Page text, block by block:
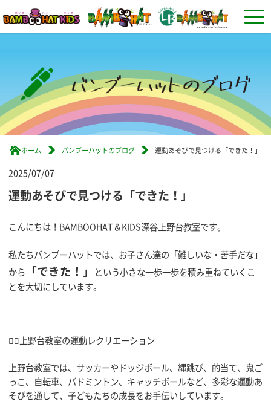
ホーム バンブーハットのブログ 運動あそびで見つける「できた！」
2025/07/07
運動あそびで見つける「できた！」
こんにちは！BAMBOOHAT＆KIDS深谷上野台教室です。
私たちバンブーハットでは、お子さん達の「難しいな・苦手だな」
から 「できた！」
という小さな一歩一歩を積み重ねていくこ
とを大切にしています。
🏃‍♂️上野台教室の運動レクリエーション
上野台教室では、サッカーやドッジボール、縄跳び、的当て、鬼ご
っこ、自転車、バドミントン、キャッチボールなど、多彩な運動あ
そびを通して、子どもたちの成長をお手伝いしています。